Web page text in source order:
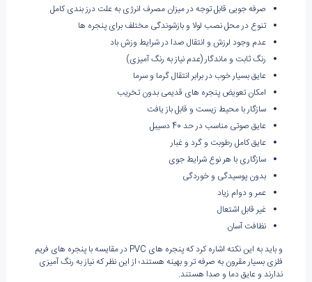
صرفه جویی قابل توجه در میزان مصرف انرژی به علت درز بندی کامل
تنوع در محل نصب لولا و بازشوندگی مختلف برای پنجره ها
عدم وجود لرزش و انتقال صدا در شرایط وزش باد
رنگ ثابت و ماندگار (عدم نیاز به رنگ آمیزی)
عایق بسیار خوب در برابر انتقال گرما و سرما
امکان تعویض پنجره های قدیمی بدون تخریب
سازگار با محیط زیست و قابل باز یافت
عایق صوتی مناسب در حد 40 دسیبل
عایق کامل رطوبت و گرد و غبار
سازگاری با هر نوع شرایط جوی
بدون پوسیدگی و خوردگی
عمر و دوام زیاد
غیر قابل اشتعال
نظافت آسان
و باید به این نکته اشاره کرد که پنجره های PVC در مقایسه با پنجره های فریم
فلزی بسیار مقرون به صرفه تر و بهینه هستند؛ از این نظر که نیاز به رنگ آمیزی
ندارند و عایق دما و صدا هستند.